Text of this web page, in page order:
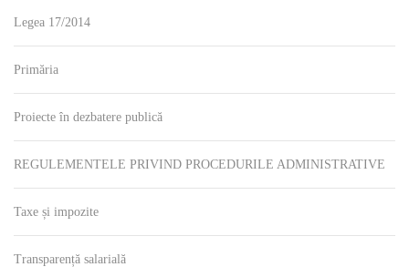
Legea 17/2014
Primăria
Proiecte în dezbatere publică
REGULEMENTELE PRIVIND PROCEDURILE ADMINISTRATIVE
Taxe și impozite
Transparență salarială